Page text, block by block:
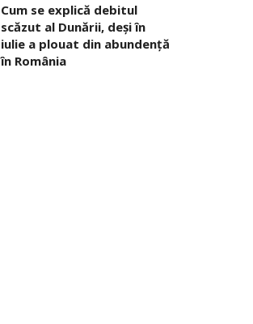
Cum se explică debitul
scăzut al Dunării, deși în
iulie a plouat din abundență
în România